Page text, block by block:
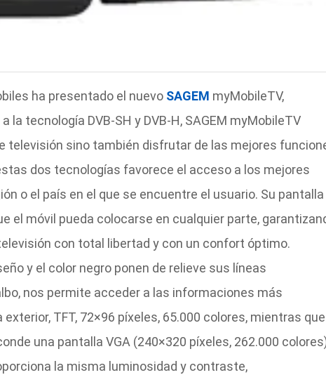
ha presentado el nuevo SAGEM myMobileTV,
la tecnología DVB-SH y DVB-H, SAGEM myMobileTV
televisión sino también disfrutar de las mejores
dos tecnologías favorece el acceso a los mejores
o el país en el que se encuentre el usuario. Su pantalla
el móvil pueda colocarse en cualquier parte,
con total libertad y con un confort óptimo.
y el color negro ponen de relieve sus líneas
nos permite acceder a las informaciones más
TFT, 72×96 píxeles, 65.000 colores, mientras que
una pantalla VGA (240×320 píxeles, 262.000
la misma luminosidad y contraste,